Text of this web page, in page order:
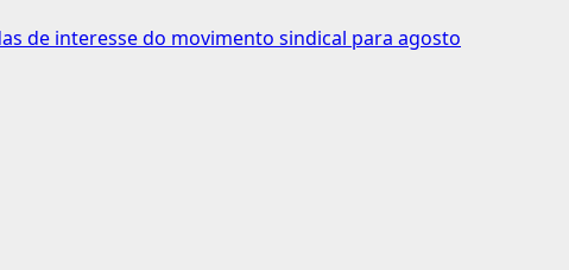
de interesse do movimento sindical para agosto